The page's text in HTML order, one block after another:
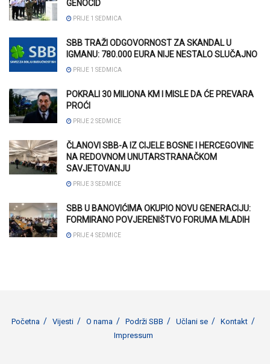
GENOCID
PRIJE 1 SEDMICA
SBB TRAŽI ODGOVORNOST ZA SKANDAL U
IGMANU: 780.000 EURA NIJE NESTALO SLUČAJNO
PRIJE 1 SEDMICA
POKRALI 30 MILIONA KM I MISLE DA ĆE PREVARA
PROĆI
PRIJE 2 SEDMICE
ČLANOVI SBB-A IZ CIJELE BOSNE I HERCEGOVINE
NA REDOVNOM UNUTARSTRANAČKOM
SAVJETOVANJU
PRIJE 3 SEDMICE
SBB U BANOVIĆIMA OKUPIO NOVU GENERACIJU:
FORMIRANO POVJERENIŠTVO FORUMA MLADIH
PRIJE 4 SEDMICE
Početna Vijesti O nama Podrži SBB Učlani se
Kontakt
Impressum